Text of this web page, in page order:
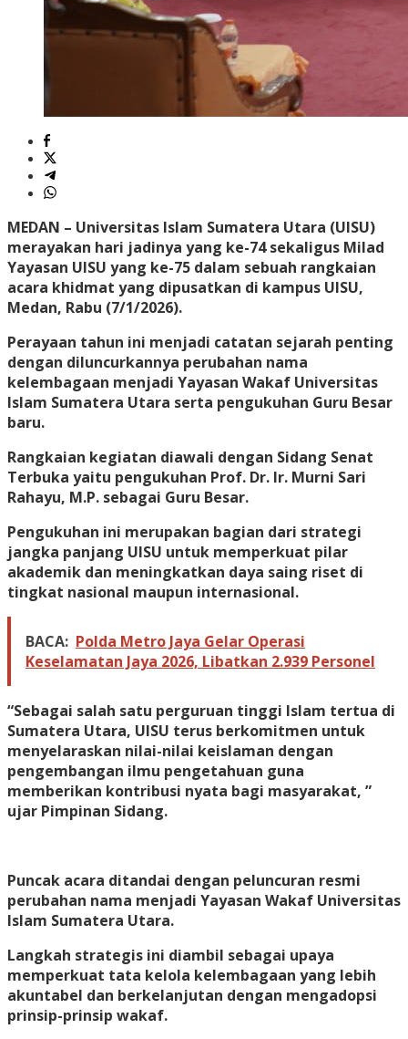
MEDAN – Universitas Islam Sumatera Utara (UISU)
merayakan hari jadinya yang ke-74 sekaligus Milad
Yayasan UISU yang ke-75 dalam sebuah rangkaian
acara khidmat yang dipusatkan di kampus UISU,
Medan, Rabu (7/1/2026).
Perayaan tahun ini menjadi catatan sejarah penting
dengan diluncurkannya perubahan nama
kelembagaan menjadi Yayasan Wakaf Universitas
Islam Sumatera Utara serta pengukuhan Guru Besar
baru.
Rangkaian kegiatan diawali dengan Sidang Senat
Terbuka yaitu pengukuhan Prof. Dr. Ir. Murni Sari
Rahayu, M.P. sebagai Guru Besar.
Pengukuhan ini merupakan bagian dari strategi
jangka panjang UISU untuk memperkuat pilar
akademik dan meningkatkan daya saing riset di
tingkat nasional maupun internasional.
BACA: Polda Metro Jaya Gelar Operasi
Keselamatan Jaya 2026, Libatkan 2.939 Personel
“Sebagai salah satu perguruan tinggi Islam tertua di
Sumatera Utara, UISU terus berkomitmen untuk
menyelaraskan nilai-nilai keislaman dengan
pengembangan ilmu pengetahuan guna
memberikan kontribusi nyata bagi masyarakat, ”
ujar Pimpinan Sidang.
Puncak acara ditandai dengan peluncuran resmi
perubahan nama menjadi Yayasan Wakaf Universitas
Islam Sumatera Utara.
Langkah strategis ini diambil sebagai upaya
memperkuat tata kelola kelembagaan yang lebih
akuntabel dan berkelanjutan dengan mengadopsi
prinsip-prinsip wakaf. ​